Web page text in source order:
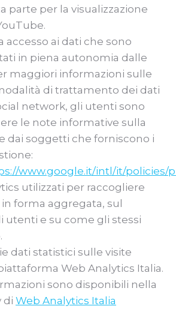
parte per la visualizzazione
accesso ai dati che sono
in piena autonomia dalle
maggiori informazioni sulle
di trattamento dei dati
network, gli utenti sono
le note informative sulla
dai soggetti che forniscono i
www.google.it/intl/it/policies/
utilizzati per raccogliere
forma aggregata, sul
utenti e su come gli stessi
dati statistici sulle visite
Web Analytics Italia.
sono disponibili nella
di Web Analytics Italia